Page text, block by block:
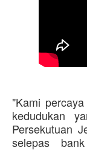
"Kami
kedudukan
Persekutuan
selepas